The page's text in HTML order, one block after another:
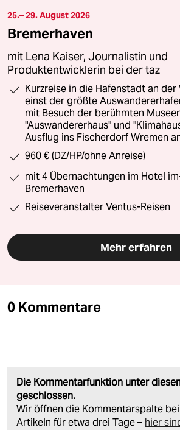
25.– 29. August 2026
Bremerhaven
mit Lena Kaiser, Journalistin und
Produktentwicklerin bei der taz
Kurzreise in die Hafenstadt an der
einst der größte
mit Besuch der berühmten
"Auswandererhaus" und
Ausflug ins Fischerdorf Wremen
960 € (DZ/HP/ohne Anreise)
mit 4 Übernachtungen im Hotel
Bremerhaven
Reiseveranstalter Ventus-Reisen
Mehr erfahren
0 Kommentare
Die Kommentarfunktion unter
geschlossen.
Wir öffnen die Kommentarspalte
Artikeln für etwa drei Tage – hier